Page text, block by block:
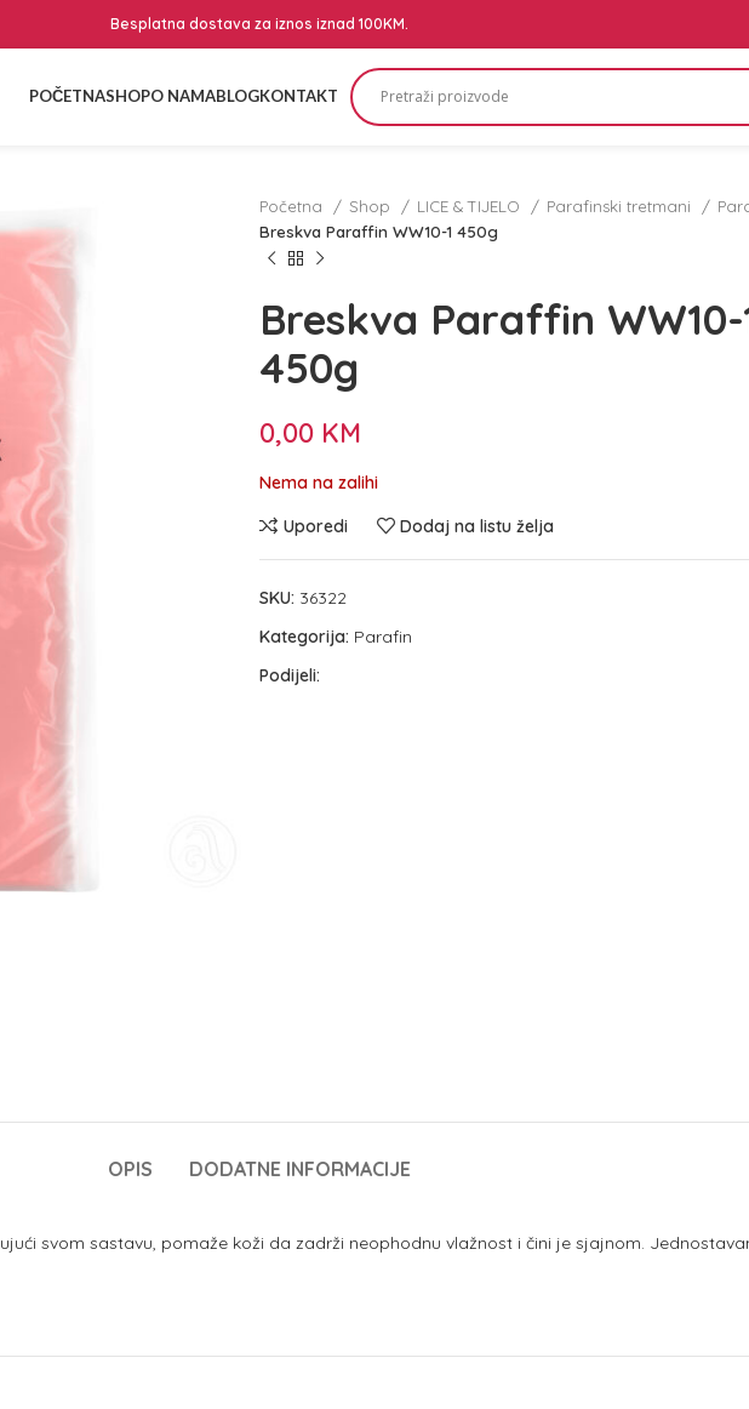
Besplatna dostava za iznos iznad 100KM.
POČETNASHOPO NAMABLOGKONTAKT
Početna Shop LICE & TIJELO Parafinski tretmani
Breskva Paraffin WW10-1 450g
Breskva Paraffin WW10-
450g
0,00 KM
Nema na zalihi
Uporedi
Dodaj na listu želja
SKU: 36322
Kategorija: Parafin
Podijeli:
OPIS DODATNE INFORMACIJE
svom sastavu, pomaže koži da zadrži neophodnu vlažnost i čini je sjajnom.